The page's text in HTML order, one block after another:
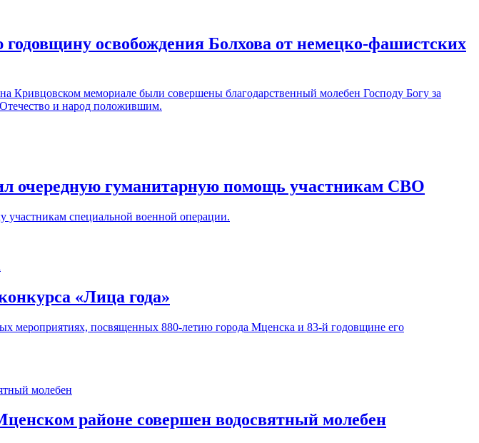
освобождения Болхова от немецко-фашистских
Кривцовском мемориале были совершены благодарственный молебен Господу Богу за
и народ положившим.
очередную гуманитарную помощь участникам СВО
участникам специальной военной операции.
«Лица года»
мероприятиях, посвященных 880-летию города Мценска и 83-й годовщине его
районе совершен водосвятный молебен